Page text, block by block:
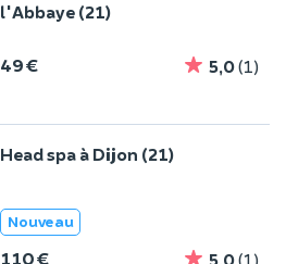
l'Abbaye (21)
49 € 5,0(1)
Head spa à Dijon (21)
Nouveau
110 € 5,0(1)